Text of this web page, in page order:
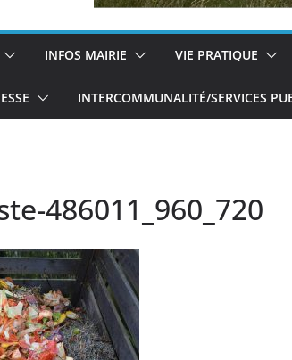
INFOS MAIRIE VIE PRATIQUE
INTERCOMMUNALITÉ/SERVICES
486011_960_720